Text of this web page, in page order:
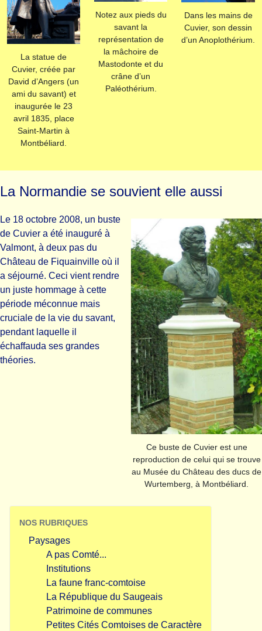
La statue de
Cuvier, créée par
David d’Angers (un
ami du savant) et
inaugurée le 23
avril 1835, place
Saint-Martin à
Montbéliard.
Notez aux pieds du
savant la
représentation de
la mâchoire de
Mastodonte et du
crâne d’un
Paléothérium.
Dans les mains de
Cuvier, son dessin
d’un Anoplothérium.
La Normandie se souvient elle aussi
Ce buste de Cuvier est une
reproduction de celui qui se trouve
au Musée du Château des ducs de
Wurtemberg, à Montbéliard.
Le 18 octobre 2008, un buste
de Cuvier a été inauguré à
Valmont, à deux pas du
Château de Fiquainville où il
a séjourné. Ceci vient rendre
un juste hommage à cette
période méconnue mais
cruciale de la vie du savant,
pendant laquelle il
échaffauda ses grandes
théories.
NOS RUBRIQUES
Paysages
A pas Comté...
Institutions
La faune franc-comtoise
La République du Saugeais
Patrimoine de communes
Petites Cités Comtoises de Caractère